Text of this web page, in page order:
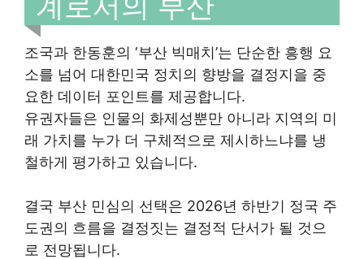
조국과 한동훈의 ‘부산 빅매치’는 단순한 흥행 요
소를 넘어 대한민국 정치의 향방을 결정지을 중
요한 데이터 포인트를 제공합니다.
유권자들은 인물의 화제성뿐만 아니라 지역의 미
래 가치를 누가 더 구체적으로 제시하느냐를 냉
철하게 평가하고 있습니다.
결국 부산 민심의 선택은 2026년 하반기 정국 주
도권의 흐름을 결정짓는 결정적 단서가 될 것으
로 전망됩니다.